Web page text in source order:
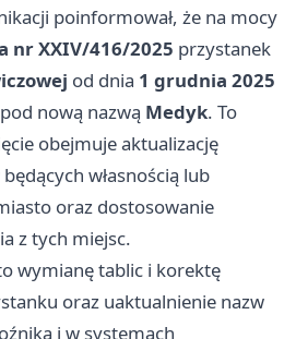
poinformował, że na mocy
nr XXIV/416/2025 przystanek
od dnia 1 grudnia 2025
nową nazwą Medyk. To
obejmuje aktualizację
własnością lub
oraz dostosowanie
z tych miejsc.
wymianę tablic i korektę
oraz uaktualnienie nazw
i w systemach